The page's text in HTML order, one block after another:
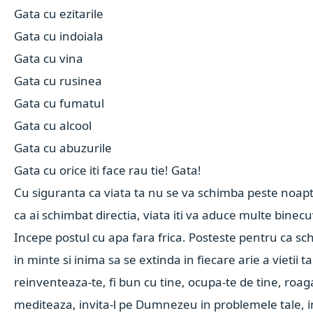
Gata cu ezitarile
Gata cu indoiala
Gata cu vina
Gata cu rusinea
Gata cu fumatul
Gata cu alcool
Gata cu abuzurile
Gata cu orice iti face rau tie! Gata!
Cu siguranta ca viata ta nu se va schimba peste
ca ai schimbat directia, viata iti va aduce multe
Incepe postul cu apa fara frica. Posteste pentru ca
in minte si inima sa se extinda in fiecare arie a vietii
reinventeaza-te, fi bun cu tine, ocupa-te de tine,
mediteaza, invita-l pe Dumnezeu in problemele tale,